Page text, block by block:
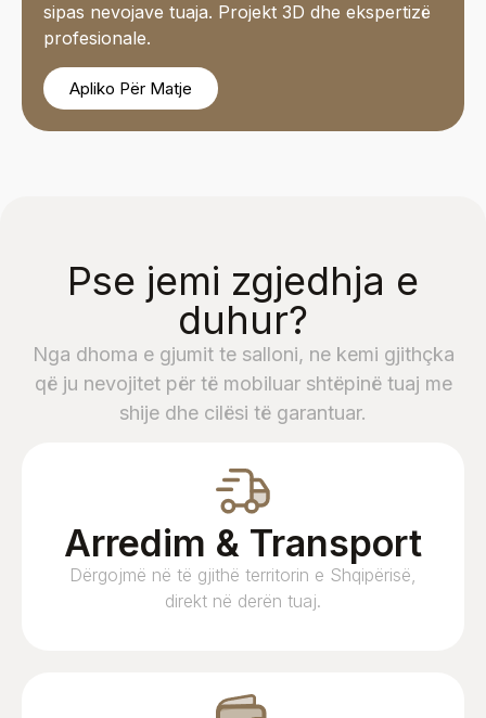
sipas nevojave tuaja. Projekt 3D dhe ekspertizë
profesionale.
Apliko Për Matje
Pse jemi zgjedhja e
duhur?
Nga dhoma e gjumit te salloni, ne kemi gjithçka
që ju nevojitet për të mobiluar shtëpinë tuaj me
shije dhe cilësi të garantuar.
Arredim & Transport
Dërgojmë në të gjithë territorin e Shqipërisë,
direkt në derën tuaj.